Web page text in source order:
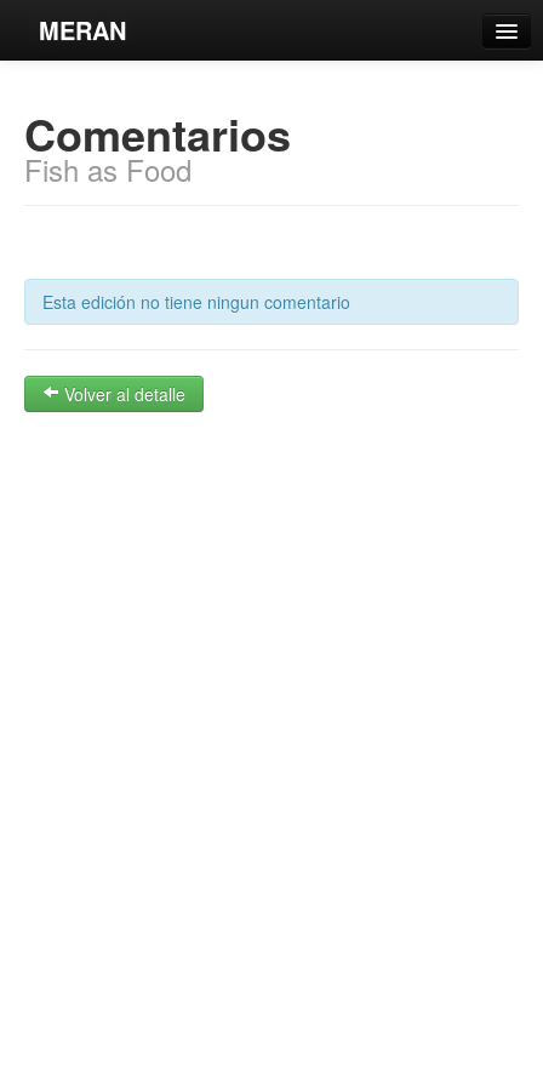
MERAN
Búsqueda Avanzada
Estantes Virtuales
Contacto
Comentarios
Fish as Food
Esta edición no tiene ningun comentario
Volver al detalle